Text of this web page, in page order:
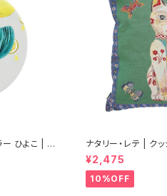
ー ひよこ | C
ナタリー・レテ | ク
キャット |
¥2,475
10%OFF